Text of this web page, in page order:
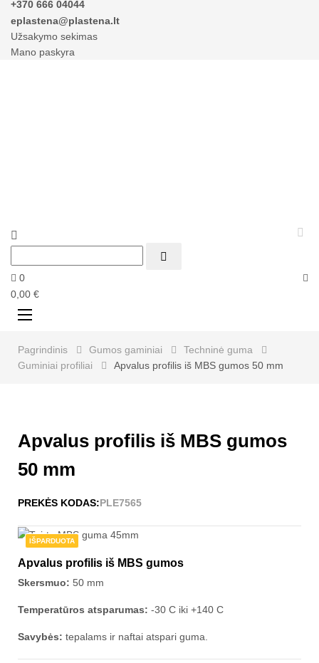
+370 666 04044
eplastena@plastena.lt
Užsakymo sekimas
Mano paskyra



0
0,00 €
Perjungti
☰
Pagrindinis Gumos gaminiai
Techninė guma
Guminiai profiliai
Apvalus profilis iš MBS gumos 50 mm
Apvalus profilis iš MBS gumos
50 mm
PREKĖS KODAS:PLE7565
IŠPARDUOTA
Apvalus profilis iš MBS gumos
Skersmuo: 50 mm
Temperatūros atsparumas: -30 C iki +140 C
Savybės: tepalams ir naftai atspari guma.